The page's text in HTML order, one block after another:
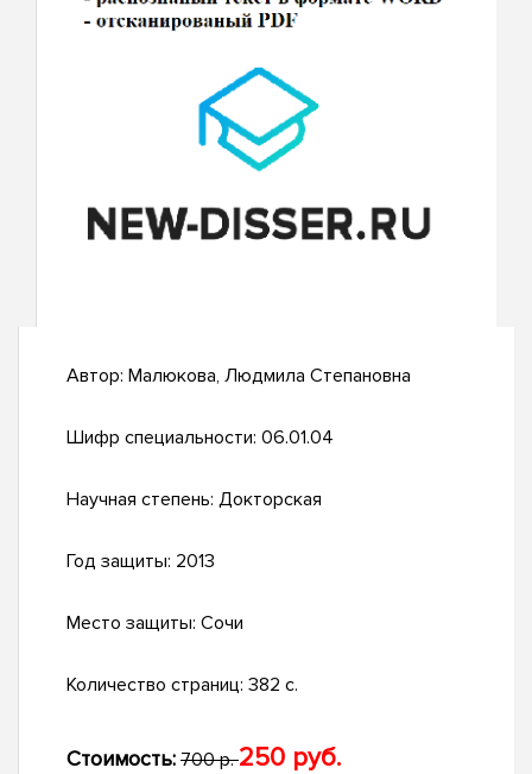
Автор: Малюкова, Людмила Степановна
Шифр специальности: 06.01.04
Научная степень: Докторская
Год защиты: 2013
Место защиты: Сочи
Количество страниц: 382 с.
Стоимость: 700 р.250 руб.